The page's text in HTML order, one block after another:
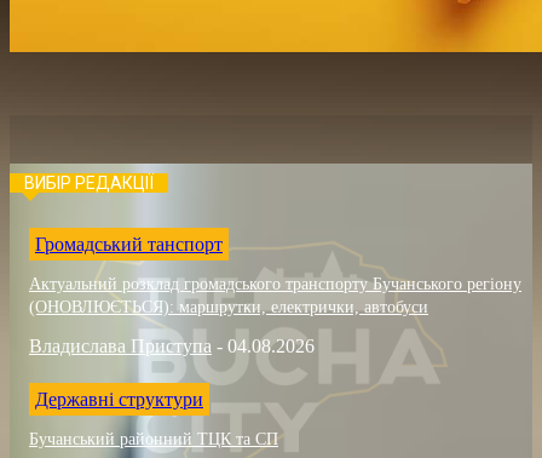
ВИБІР РЕДАКЦІЇ
Громадський танспорт
Актуальний розклад громадського транспорту Бучанського регіону
(ОНОВЛЮЄТЬСЯ): маршрутки, електрички, автобуси
Владислава Приступа - 04.08.2026
Державні структури
Бучанський районний ТЦК та СП